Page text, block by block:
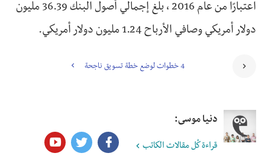
اعتبارًا من عام 2016 ، بلغ إجمالي أصول البنك 36.39 مليون
دولار أمريكي وصافي الأرباح 1.24 مليون دولار أمريكي.
4 خطوات لوضع خطة تسويق ناجحة
دنيا موسى:
قراءة كُل مقالات الكاتب